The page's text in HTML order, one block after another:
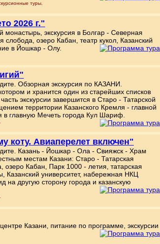
туры.
2026 г."
монастырь, экскурсия в Болгар - Северная
озеро Кабан, театр кукол, Казанский
в Йошкар - Олу.
Обзорная экскурсия по КАЗАНИ.
и хранится один из старейших списков
экскурсии завершится в Старо - Татарской
территории Казанского Кремля - главной
в главную Мечеть города Кул Шариф.
коту. Авиаперелет включен"
Казань - Йошкар - Ола - Свияжск - Храм
местам Казани: Старо - Татарская
Кабан, Парк 1000 - летия, татарская
университет, набережная НКЦ
на другую сторону города и казанскую
Казани, питание по программе, экскурсии